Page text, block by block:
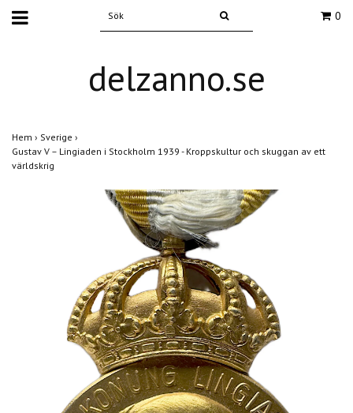
0
delzanno.se
Hem › Sverige ›
Gustav V – Lingiaden i Stockholm 1939 - Kroppskultur och skuggan av ett
världskrig